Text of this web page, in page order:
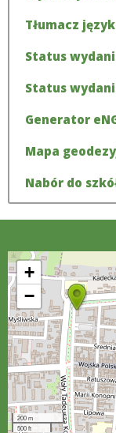
Tłumacz
Status
Status
Generator
Mapa
Nabór do
+
−
200 m
500 ft